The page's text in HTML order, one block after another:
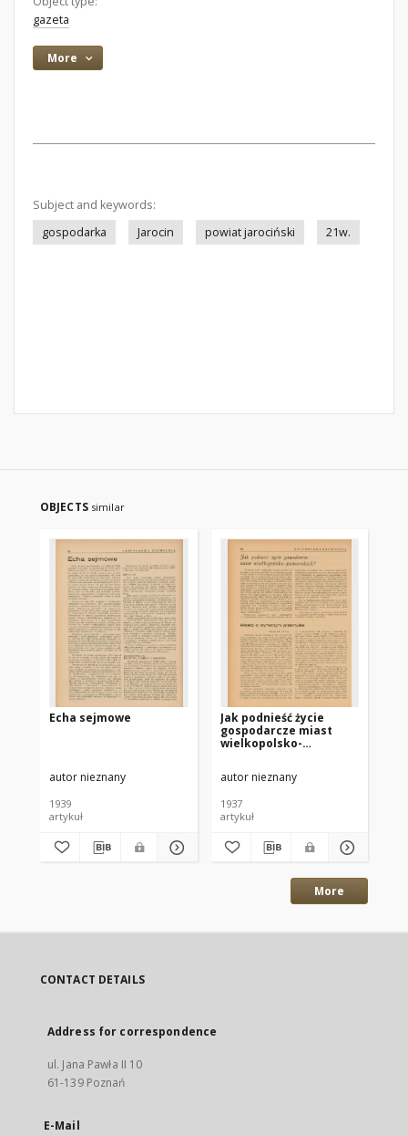
gazeta
More
Subject and keywords:
gospodarka
Jarocin powiat jarociński 21w.
OBJECTS similar
Echa sejmowe
autor nieznany
1939
artykuł
Jak podnieść życie
gospodarcze miast
wielkopolsko-
autor nieznany
1937
artykuł
More
CONTACT DETAILS
Address for correspondence
ul. Jana Pawła II 10
61-139 Poznań
E-Mail